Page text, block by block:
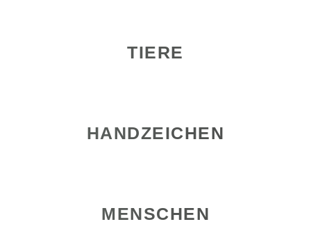
TIERE
HANDZEICHEN
MENSCHEN